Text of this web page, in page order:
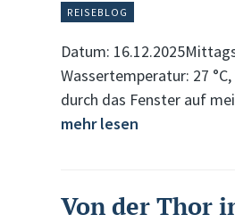
REISEBLOG
Datum:
Wassertemperatur: 27
durch das Fenster auf
mehr lesen
Von der Thor